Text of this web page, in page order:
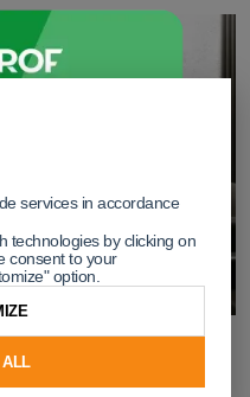
Welche Türen und
services in accordance
technologies by clicking on
consent to your
option.
ALL